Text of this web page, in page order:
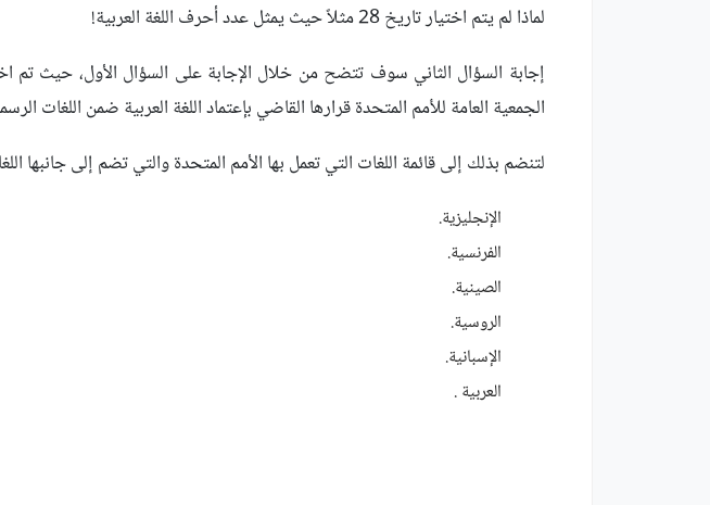
لماذا لم يتم اختيار تاريخ 28 مثلاً حيث يمثل عدد أحرف اللغة العربية!
الجمعية العامة للأمم المتحدة قرارها القاضي بإعتماد اللغة العربية ضمن اللغات
لتنضم بذلك إلى قائمة اللغات التي تعمل بها الأمم المتحدة والتي تضم إلى جانبها
الإنجليزية.
الفرنسية.
الصينية.
الروسية.
الإسبانية.
العربية .